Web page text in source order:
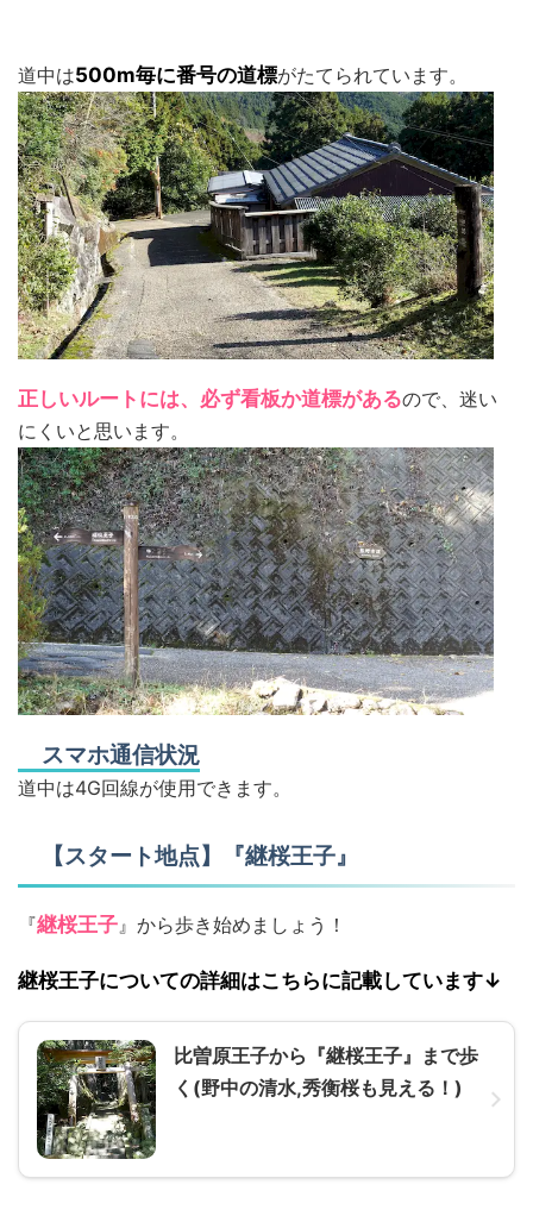
道中は500m毎に番号の道標がたてられています。
正しいルートには、必ず看板か道標があるので、迷い
にくいと思います。
スマホ通信状況
道中は4G回線が使用できます。
【スタート地点】『継桜王子』
『継桜王子 』から歩き始めましょう！
継桜王子についての詳細はこちらに記載しています↓
比曽原王子から『継桜王子』まで歩
く(野中の清水,秀衡桜も見える！)